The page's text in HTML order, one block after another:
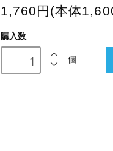
1,760円(本体
購入数
個